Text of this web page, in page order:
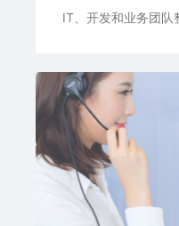
IT、开发和业务团队